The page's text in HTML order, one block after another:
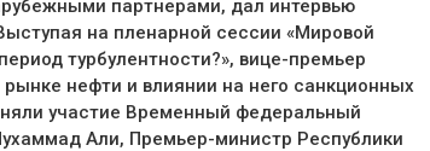
партнерами, дал интервью
на пленарной сессии «Мировой
турбулентности?», вице-премьер
нефти и влиянии на него санкционных
участие Временный федеральный
Али, Премьер-министр Республики